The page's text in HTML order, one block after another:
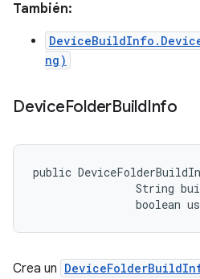
También:
ng)
DeviceFolderBuildInfo
public
String
boolean
Crea un